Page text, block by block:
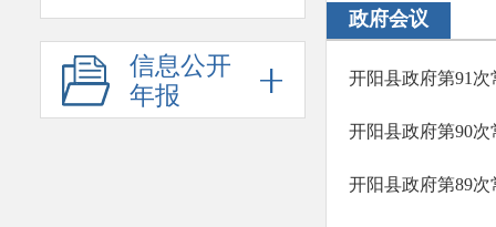
信息公开
年报
政府会议
开阳县政府第91
开阳县政府第90
开阳县政府第89